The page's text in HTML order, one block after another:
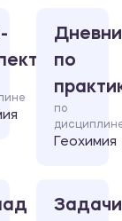
по
по
Геохимия
Задачи